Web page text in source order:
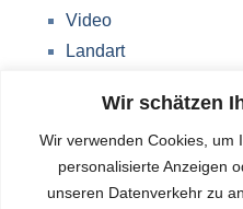
Wir schätzen
Wir verwenden Cookies, um
personalisierte Anzeigen
unseren Datenverkehr zu
Video
Landart
Über mich
Impressum
Datenschutzerklärung
Blog